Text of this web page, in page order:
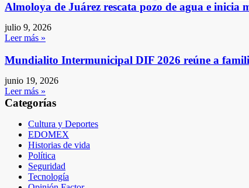
Almoloya de Juárez rescata pozo de agua e inicia
julio 9, 2026
Leer más »
Mundialito Intermunicipal DIF 2026 reúne a
junio 19, 2026
Leer más »
Categorías
Cultura y Deportes
EDOMEX
Historias de vida
Política
Seguridad
Tecnología